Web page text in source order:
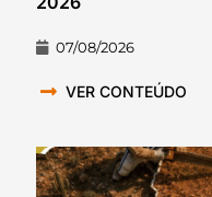
07/08/2026
VER CONTEÚDO